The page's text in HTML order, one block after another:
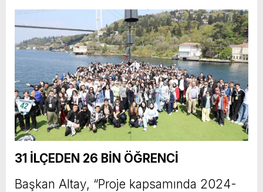
31 İLÇEDEN 26 BİN ÖĞRENCİ
Başkan Altay, “Proje kapsamında 2024-